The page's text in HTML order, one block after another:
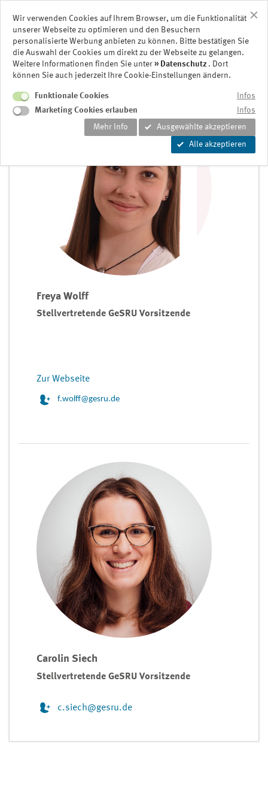
GeSRU für Assistenzärzte der Urologie
Freya Wolff
Stellvertretende GeSRU Vorsitzende
Zur Webseite
f.wolff@gesru.de
Carolin Siech
Stellvertretende GeSRU Vorsitzende
c.siech@gesru.de
Wir verwenden Cookies auf Ihrem Browser, um die Funktionalität
unserer Webseite zu optimieren und den Besuchern
personalisierte Werbung anbieten zu können. Bitte bestätigen Sie
die Auswahl der Cookies um direkt zu der Webseite zu gelangen.
Weitere Informationen finden Sie unter
Datenschutz . Dort
können Sie auch jederzeit Ihre Cookie-Einstellungen ändern.
Funktionale Cookies
Infos
Marketing Cookies erlauben
Infos
Mehr Info
Ausgewählte akzeptieren
Alle akzeptieren